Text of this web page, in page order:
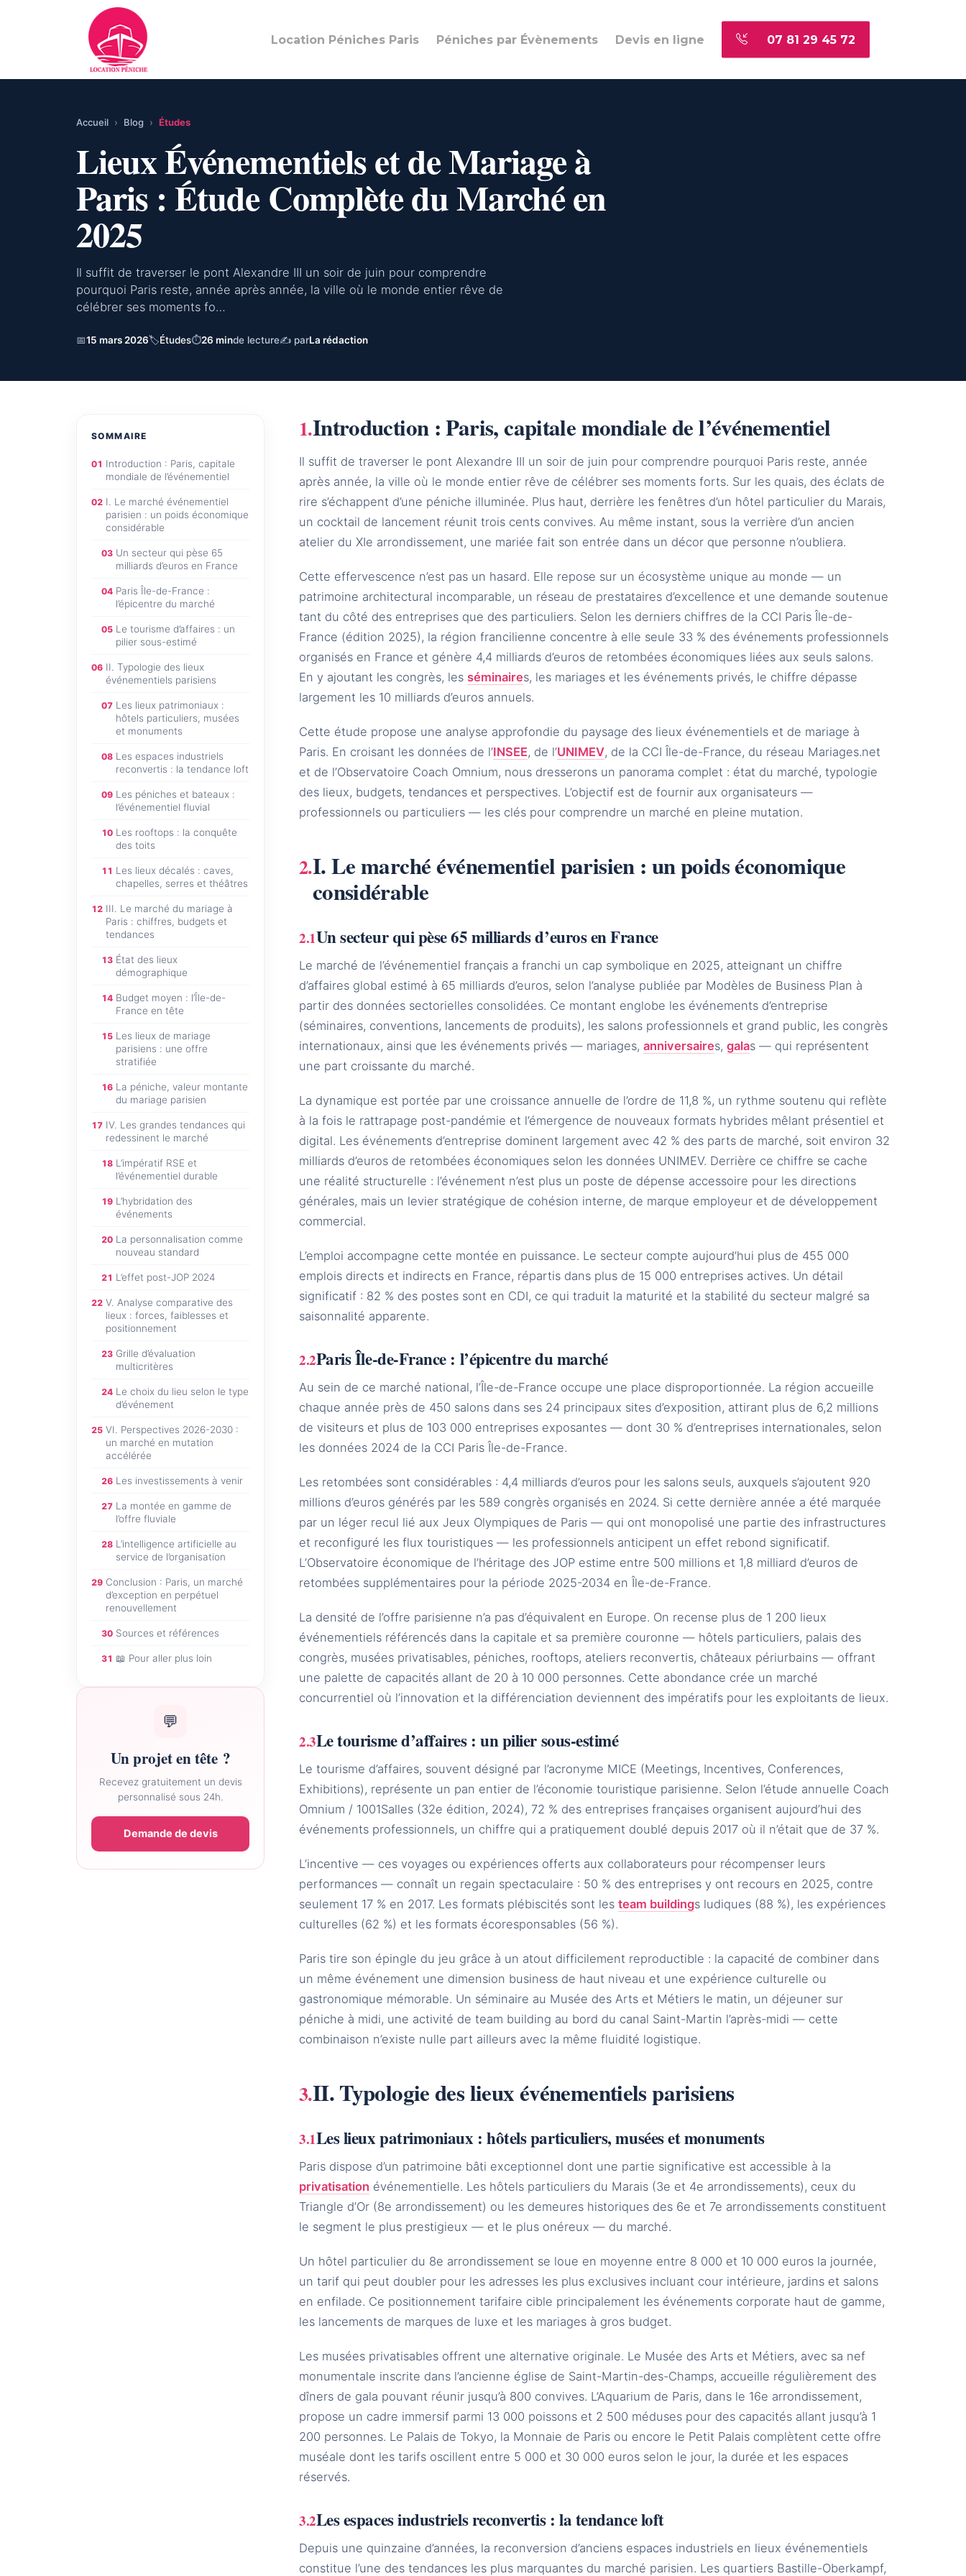
Location Péniches Paris Péniches par Évènements Devis en ligne 07 81 29 45 72
Accueil › Blog › Études
Lieux Événementiels et de Mariage à
Paris : Étude Complète du Marché en
2025
Il suffit de traverser le pont Alexandre III un soir de juin pour comprendre
pourquoi Paris reste, année après année, la ville où le monde entier rêve de
célébrer ses moments fo…
📅15 mars 2026🏷Études⏱26 minde lecture✍ parLa rédaction
SOMMAIRE
01 Introduction : Paris, capitale
mondiale de l’événementiel
02 I. Le marché événementiel
parisien : un poids économique
considérable
03 Un secteur qui pèse 65
milliards d’euros en France
04 Paris Île-de-France :
l’épicentre du marché
05 Le tourisme d’affaires : un
pilier sous-estimé
06 II. Typologie des lieux
événementiels parisiens
07 Les lieux patrimoniaux :
hôtels particuliers, musées
et monuments
08 Les espaces industriels
reconvertis : la tendance loft
09 Les péniches et bateaux :
l’événementiel fluvial
10 Les rooftops : la conquête
des toits
11 Les lieux décalés : caves,
chapelles, serres et théâtres
12 III. Le marché du mariage à
Paris : chiffres, budgets et
tendances
13 État des lieux
démographique
14 Budget moyen : l’Île-de-
France en tête
15 Les lieux de mariage
parisiens : une offre
stratifiée
16 La péniche, valeur montante
du mariage parisien
17 IV. Les grandes tendances qui
redessinent le marché
18 L’impératif RSE et
l’événementiel durable
19 L’hybridation des
événements
20 La personnalisation comme
nouveau standard
21 L’effet post-JOP 2024
22 V. Analyse comparative des
lieux : forces, faiblesses et
positionnement
23 Grille d’évaluation
multicritères
24 Le choix du lieu selon le type
d’événement
25 VI. Perspectives 2026-2030 :
un marché en mutation
accélérée
26 Les investissements à venir
27 La montée en gamme de
l’offre fluviale
28 L’intelligence artificielle au
service de l’organisation
29 Conclusion : Paris, un marché
d’exception en perpétuel
renouvellement
30 Sources et références
31 📖 Pour aller plus loin
💬
Un projet en tête ?
Recevez gratuitement un devis
personnalisé sous 24h.
Demande de devis
Introduction : Paris, capitale mondiale de l’événementiel
Il suffit de traverser le pont Alexandre III un soir de juin pour comprendre pourquoi Paris reste, année
après année, la ville où le monde entier rêve de célébrer ses moments forts. Sur les quais, des éclats de
rire s’échappent d’une péniche illuminée. Plus haut, derrière les fenêtres d’un hôtel particulier du Marais,
un cocktail de lancement réunit trois cents convives. Au même instant, sous la verrière d’un ancien
atelier du XIe arrondissement, une mariée fait son entrée dans un décor que personne n’oubliera.
Cette effervescence n’est pas un hasard. Elle repose sur un écosystème unique au monde — un
patrimoine architectural incomparable, un réseau de prestataires d’excellence et une demande soutenue
tant du côté des entreprises que des particuliers. Selon les derniers chiffres de la CCI Paris Île-de-
France (édition 2025), la région francilienne concentre à elle seule 33 % des événements professionnels
organisés en France et génère 4,4 milliards d’euros de retombées économiques liées aux seuls salons.
En y ajoutant les congrès, les séminaires, les mariages et les événements privés, le chiffre dépasse
largement les 10 milliards d’euros annuels.
Cette étude propose une analyse approfondie du paysage des lieux événementiels et de mariage à
Paris. En croisant les données de l’INSEE, de l’UNIMEV, de la CCI Île-de-France, du réseau Mariages.net
et de l’Observatoire Coach Omnium, nous dresserons un panorama complet : état du marché, typologie
des lieux, budgets, tendances et perspectives. L’objectif est de fournir aux organisateurs —
professionnels ou particuliers — les clés pour comprendre un marché en pleine mutation.
I. Le marché événementiel parisien : un poids économique
considérable
Un secteur qui pèse 65 milliards d’euros en France
Le marché de l’événementiel français a franchi un cap symbolique en 2025, atteignant un chiffre
d’affaires global estimé à 65 milliards d’euros, selon l’analyse publiée par Modèles de Business Plan à
partir des données sectorielles consolidées. Ce montant englobe les événements d’entreprise
(séminaires, conventions, lancements de produits), les salons professionnels et grand public, les congrès
internationaux, ainsi que les événements privés — mariages, anniversaires, galas — qui représentent
une part croissante du marché.
La dynamique est portée par une croissance annuelle de l’ordre de 11,8 %, un rythme soutenu qui reflète
à la fois le rattrapage post-pandémie et l’émergence de nouveaux formats hybrides mêlant présentiel et
digital. Les événements d’entreprise dominent largement avec 42 % des parts de marché, soit environ 32
milliards d’euros de retombées économiques selon les données UNIMEV. Derrière ce chiffre se cache
une réalité structurelle : l’événement n’est plus un poste de dépense accessoire pour les directions
générales, mais un levier stratégique de cohésion interne, de marque employeur et de développement
commercial.
L’emploi accompagne cette montée en puissance. Le secteur compte aujourd’hui plus de 455 000
emplois directs et indirects en France, répartis dans plus de 15 000 entreprises actives. Un détail
significatif : 82 % des postes sont en CDI, ce qui traduit la maturité et la stabilité du secteur malgré sa
saisonnalité apparente.
Paris Île-de-France : l’épicentre du marché
Au sein de ce marché national, l’Île-de-France occupe une place disproportionnée. La région accueille
chaque année près de 450 salons dans ses 24 principaux sites d’exposition, attirant plus de 6,2 millions
de visiteurs et plus de 103 000 entreprises exposantes — dont 30 % d’entreprises internationales, selon
les données 2024 de la CCI Paris Île-de-France.
Les retombées sont considérables : 4,4 milliards d’euros pour les salons seuls, auxquels s’ajoutent 920
millions d’euros générés par les 589 congrès organisés en 2024. Si cette dernière année a été marquée
par un léger recul lié aux Jeux Olympiques de Paris — qui ont monopolisé une partie des infrastructures
et reconfiguré les flux touristiques — les professionnels anticipent un effet rebond significatif.
L’Observatoire économique de l’héritage des JOP estime entre 500 millions et 1,8 milliard d’euros de
retombées supplémentaires pour la période 2025-2034 en Île-de-France.
La densité de l’offre parisienne n’a pas d’équivalent en Europe. On recense plus de 1 200 lieux
événementiels référencés dans la capitale et sa première couronne — hôtels particuliers, palais des
congrès, musées privatisables, péniches, rooftops, ateliers reconvertis, châteaux périurbains — offrant
une palette de capacités allant de 20 à 10 000 personnes. Cette abondance crée un marché
concurrentiel où l’innovation et la différenciation deviennent des impératifs pour les exploitants de lieux.
Le tourisme d’affaires : un pilier sous-estimé
Le tourisme d’affaires, souvent désigné par l’acronyme MICE (Meetings, Incentives, Conferences,
Exhibitions), représente un pan entier de l’économie touristique parisienne. Selon l’étude annuelle Coach
Omnium / 1001Salles (32e édition, 2024), 72 % des entreprises françaises organisent aujourd’hui des
événements professionnels, un chiffre qui a pratiquement doublé depuis 2017 où il n’était que de 37 %.
L’incentive — ces voyages ou expériences offerts aux collaborateurs pour récompenser leurs
performances — connaît un regain spectaculaire : 50 % des entreprises y ont recours en 2025, contre
seulement 17 % en 2017. Les formats plébiscités sont les team buildings ludiques (88 %), les expériences
culturelles (62 %) et les formats écoresponsables (56 %).
Paris tire son épingle du jeu grâce à un atout difficilement reproductible : la capacité de combiner dans
un même événement une dimension business de haut niveau et une expérience culturelle ou
gastronomique mémorable. Un séminaire au Musée des Arts et Métiers le matin, un déjeuner sur
péniche à midi, une activité de team building au bord du canal Saint-Martin l’après-midi — cette
combinaison n’existe nulle part ailleurs avec la même fluidité logistique.
II. Typologie des lieux événementiels parisiens
Les lieux patrimoniaux : hôtels particuliers, musées et monuments
Paris dispose d’un patrimoine bâti exceptionnel dont une partie significative est accessible à la
privatisation événementielle. Les hôtels particuliers du Marais (3e et 4e arrondissements), ceux du
Triangle d’Or (8e arrondissement) ou les demeures historiques des 6e et 7e arrondissements constituent
le segment le plus prestigieux — et le plus onéreux — du marché.
Un hôtel particulier du 8e arrondissement se loue en moyenne entre 8 000 et 10 000 euros la journée,
un tarif qui peut doubler pour les adresses les plus exclusives incluant cour intérieure, jardins et salons
en enfilade. Ce positionnement tarifaire cible principalement les événements corporate haut de gamme,
les lancements de marques de luxe et les mariages à gros budget.
Les musées privatisables offrent une alternative originale. Le Musée des Arts et Métiers, avec sa nef
monumentale inscrite dans l’ancienne église de Saint-Martin-des-Champs, accueille régulièrement des
dîners de gala pouvant réunir jusqu’à 800 convives. L’Aquarium de Paris, dans le 16e arrondissement,
propose un cadre immersif parmi 13 000 poissons et 2 500 méduses pour des capacités allant jusqu’à 1
200 personnes. Le Palais de Tokyo, la Monnaie de Paris ou encore le Petit Palais complètent cette offre
muséale dont les tarifs oscillent entre 5 000 et 30 000 euros selon le jour, la durée et les espaces
réservés.
Les espaces industriels reconvertis : la tendance loft
Depuis une quinzaine d’années, la reconversion d’anciens espaces industriels en lieux événementiels
constitue l’une des tendances les plus marquantes du marché parisien. Les quartiers Bastille-Oberkampf,